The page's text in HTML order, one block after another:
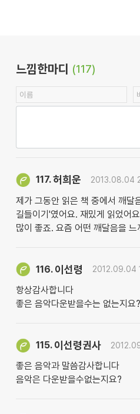
느낌한마디 (117)
117.허희운 2013.08.04
제가 그동안 읽은 책 중에서 깨달
길들이기'였어요. 재밌게 읽었어
많이 좋죠. 요즘 어떤 깨달음을 느
116. 이선령 2012.09.04
항상감사합니다
좋은 음악다운받을수는 없는지요?
115. 이선령권사
좋은 음악과 말씀감사합니다
음악은 다운받을수없는지요?